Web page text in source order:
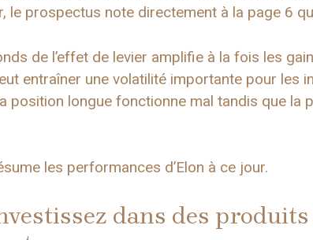
le prospectus note directement à la page 6
de l’effet de levier amplifie à la fois les
entraîner une volatilité importante pour les
position longue fonctionne mal tandis que la
les performances d’Elon à ce jour.
dans des